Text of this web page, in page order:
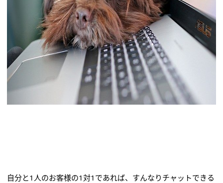
自分と1人のお客様の1対1であれば、すんなりチャットできる